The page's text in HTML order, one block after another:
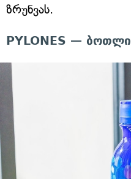
ზრუნვას.
PYLONES — ბოთლი